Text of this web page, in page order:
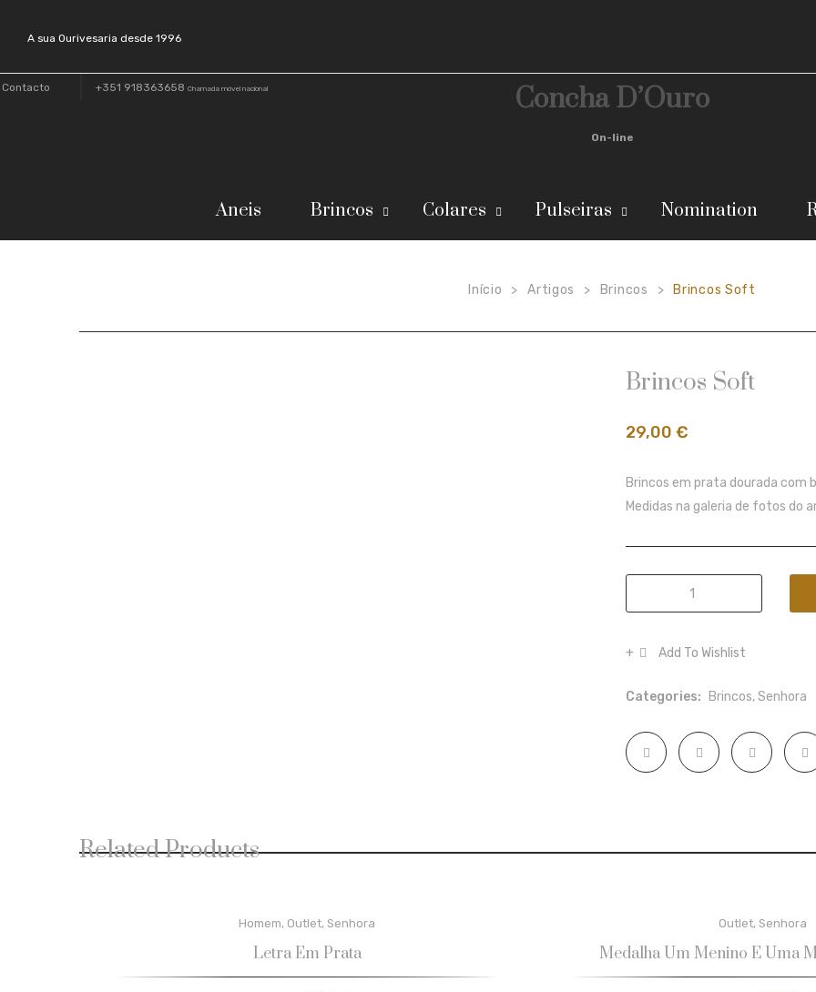
A sua Ourivesaria desde 1996
Contacto +351 918363658 Chamada móvel nacional Concha D’Ouro
On-line
Aneis Brincos Colares Pulseiras Nomination
Início > Artigos > Brincos > Brincos Soft
Brincos Soft
29,00 €
Brincos em prata dourada com
Medidas na galeria de fotos do
Soft
Add To Wishlist
Categories: Brincos,Senhora
Related Products
Homem, Outlet, Senhora
Letra Em Prata
Outlet, Senhora
Medalha Um Menino E Uma